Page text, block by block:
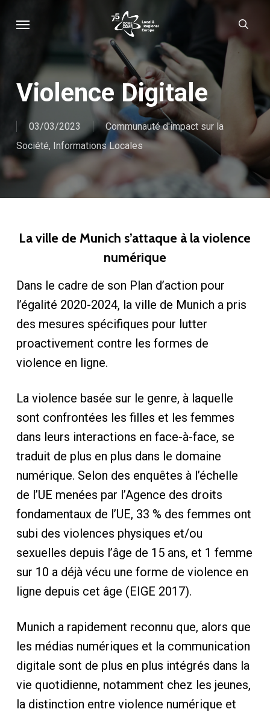
Violence Digitale
03/03/2023
Communauté d'impact sur la
Société, Informations Locales
La ville de Munich s’attaque à la violence
numérique
Dans le cadre de son Plan d’action pour
l’égalité 2020-2024, la ville de Munich a pris
des mesures spécifiques pour lutter
proactivement contre les formes de
violence en ligne.
La violence basée sur le genre, à laquelle
sont confrontées les filles et les femmes
dans leurs interactions en face-à-face, se
traduit de plus en plus dans le domaine
numérique. Selon des enquêtes à l’échelle
de l’UE menées par l’Agence des droits
fondamentaux de l’UE, 33 % des femmes ont
subi des violences physiques et/ou
sexuelles depuis l’âge de 15 ans, et 1 femme
sur 10 a déjà vécu une forme de violence en
ligne depuis cet âge (EIGE 2017).
Munich a rapidement reconnu que, alors que
les médias numériques et la communication
digitale sont de plus en plus intégrés dans la
vie quotidienne, notamment chez les jeunes,
la distinction entre violence numérique et